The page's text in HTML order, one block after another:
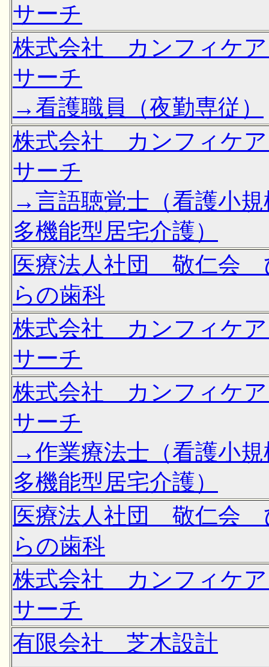
サーチ
株式会社 カンフィケ
サーチ
→看護職員（夜勤専従）
株式会社 カンフィケ
サーチ
→言語聴覚士（看護小規
多機能型居宅介護）
医療法人社団 敬仁会
らの歯科
株式会社 カンフィケ
サーチ
株式会社 カンフィケ
サーチ
→作業療法士（看護小規
多機能型居宅介護）
医療法人社団 敬仁会
らの歯科
株式会社 カンフィケ
サーチ
有限会社 芝木設計